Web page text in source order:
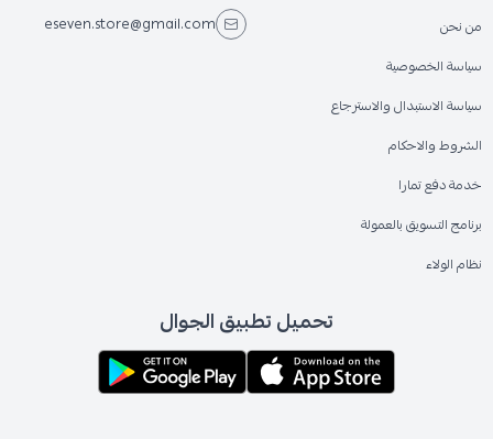
من نحن
سياسة الخصوصية
سياسة الاستبدال والاسترجاع
الشروط والاحكام
خدمة دفع تمارا
برنامج التسويق بالعمولة
نظام الولاء
eseven.store@gmail.com
تحميل تطبيق الجوال